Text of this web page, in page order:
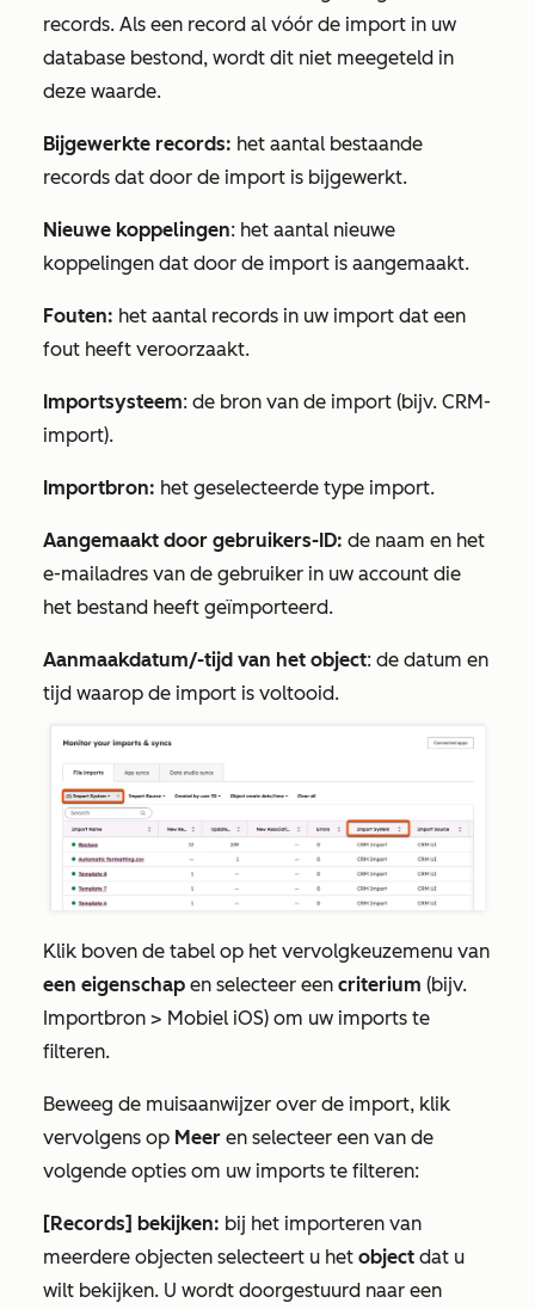
records. Als een record al vóór de import in uw
database bestond, wordt dit niet meegeteld in
deze waarde.
Bijgewerkte records: het aantal bestaande
records dat door de import is bijgewerkt.
Nieuwe koppelingen: het aantal nieuwe
koppelingen dat door de import is aangemaakt.
Fouten: het aantal records in uw import dat een
fout heeft veroorzaakt.
Importsysteem: de bron van de import (bijv. CRM-
import).
Importbron: het geselecteerde type import.
Aangemaakt door gebruikers-ID: de naam en het
e-mailadres van de gebruiker in uw account die
het bestand heeft geïmporteerd.
Aanmaakdatum/-tijd van het object: de datum en
tijd waarop de import is voltooid.
Klik boven de tabel op het vervolgkeuzemenu van
een eigenschap en selecteer een criterium (bijv.
Importbron > Mobiel iOS) om uw imports te
filteren.
Beweeg de muisaanwijzer over de import, klik
vervolgens op Meer en selecteer een van de
volgende opties om uw imports te filteren:
[Records] bekijken: bij het importeren van
meerdere objecten selecteert u het object dat u
wilt bekijken. U wordt doorgestuurd naar een